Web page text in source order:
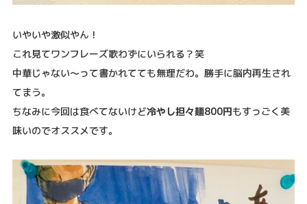
いやいや激似やん！
これ見てワンフレーズ歌わずにいられる？笑
中華じゃない〜って書かれてても無理だわ。勝手に脳内再生され
てまう。
ちなみに今回は食べてないけど冷やし担々麺800円もすっごく美
味いのでオススメです。